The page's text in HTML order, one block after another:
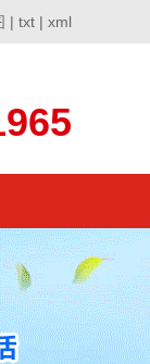
| txt | xml